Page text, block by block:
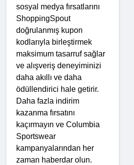
sosyal medya fırsatlarını
ShoppingSpout
doğrulanmış kupon
kodlarıyla birleştirmek
maksimum tasarruf sağlar
ve alışveriş deneyiminizi
daha akıllı ve daha
ödüllendirici hale getirir.
Daha fazla indirim
kazanma fırsatını
kaçırmayın ve Columbia
Sportswear
kampanyalarından her
zaman haberdar olun.